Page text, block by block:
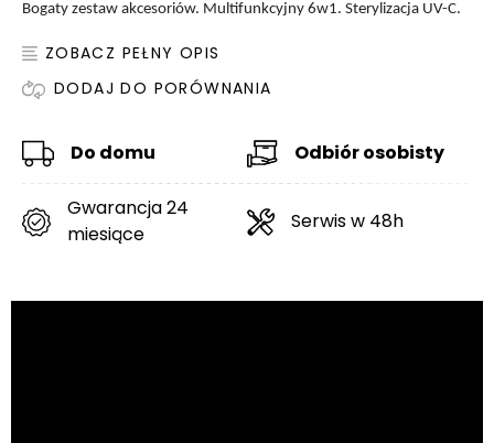
Bogaty zestaw akcesoriów. Multifunkcyjny 6w1. Sterylizacja UV-C.
ZOBACZ PEŁNY OPIS
DODAJ DO PORÓWNANIA
Do domu Odbiór osobisty
Gwarancja 24
miesiące
Serwis w 48h